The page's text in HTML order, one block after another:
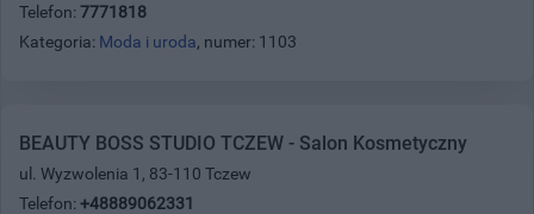
Telefon: 7771818
Kategoria: Moda i uroda, numer: 1103
BEAUTY BOSS STUDIO TCZEW - Salon Kosmetyczny
ul. Wyzwolenia 1, 83-110 Tczew
Telefon: +48889062331